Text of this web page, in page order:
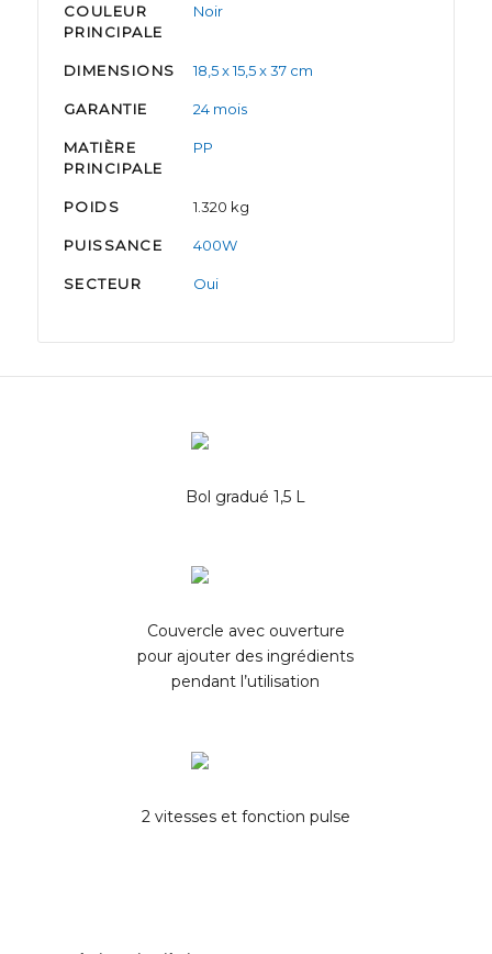
COULEUR
PRINCIPALE
Noir
DIMENSIONS 18,5 x 15,5 x 37 cm
GARANTIE 24 mois
MATIÈRE
PRINCIPALE
PP
POIDS 1.320 kg
PUISSANCE 400W
SECTEUR Oui
Bol gradué 1,5 L
Couvercle avec ouverture
pour ajouter des ingrédients
pendant l’utilisation
2 vitesses et fonction pulse